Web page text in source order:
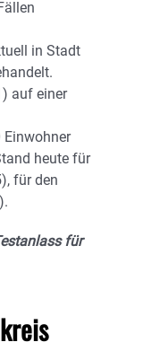
in Stadt
auf einer
Einwohner
heute für
für den
für